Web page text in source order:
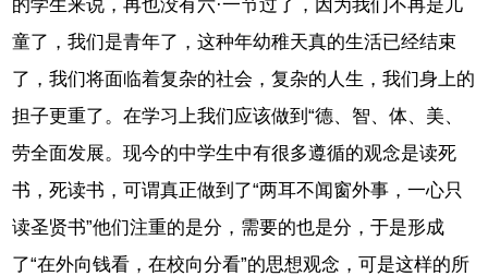
的学生来说，再也没有六·一节过了，因为我们不再是儿
童了，我们是青年了，这种年幼稚天真的生活已经结束
了，我们将面临着复杂的社会，复杂的人生，我们身上的
担子更重了。在学习上我们应该做到“德、智、体、美、
劳全面发展。现今的中学生中有很多遵循的观念是读死
书，死读书，可谓真正做到了“两耳不闻窗外事，一心只
读圣贤书”他们注重的是分，需要的也是分，于是形成
了“在外向钱看，在校向分看”的思想观念，可是这样的所